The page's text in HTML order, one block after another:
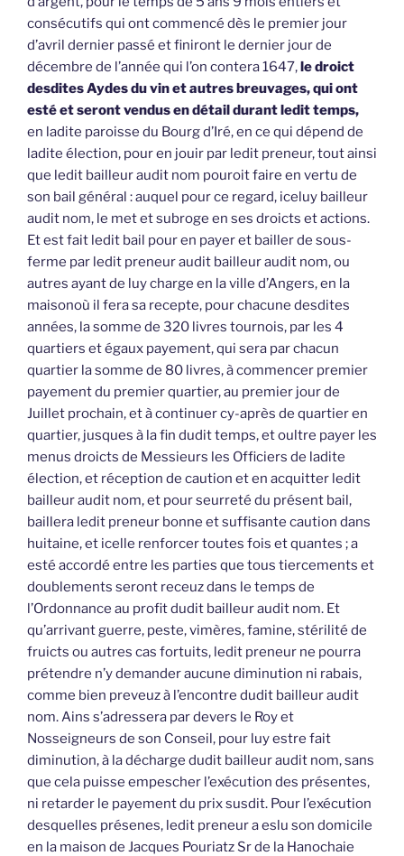
consécutifs qui ont commencé dès le premier jour
d’avril dernier passé et finiront le dernier jour de
décembre de l’année qui l’on contera 1647,le droict
desdites Aydes du vin et autres breuvages, qui ont
esté et seront vendus en détail durant ledit temps,
en ladite paroisse du Bourg d’Iré, en ce qui dépend de
ladite élection, pour en jouir par ledit preneur, tout ainsi
que ledit bailleur audit nom pouroit faire en vertu de
son bail général : auquel pour ce regard, iceluy bailleur
audit nom, le met et subroge en ses droicts et actions.
Et est fait ledit bail pour en payer et bailler de sous-
ferme par ledit preneur audit bailleur audit nom, ou
autres ayant de luy charge en la ville d’Angers, en la
maisonoù il fera sa recepte, pour chacune desdites
années, la somme de 320 livres tournois, par les 4
quartiers et égaux payement, qui sera par chacun
quartier la somme de 80 livres, à commencer premier
payement du premier quartier, au premier jour de
Juillet prochain, et à continuer cy-après de quartier en
quartier, jusques à la fin dudit temps, et oultre payer les
menus droicts de Messieurs les Officiers de ladite
élection, et réception de caution et en acquitter ledit
bailleur audit nom, et pour seurreté du présent bail,
baillera ledit preneur bonne et suffisante caution dans
huitaine, et icelle renforcer toutes fois et quantes ; a
esté accordé entre les parties que tous tiercements et
doublements seront receuz dans le temps de
l’Ordonnance au profit dudit bailleur audit nom. Et
qu’arrivant guerre, peste, vimères, famine, stérilité de
fruicts ou autres cas fortuits, ledit preneur ne pourra
prétendre n’y demander aucune diminution ni rabais,
comme bien preveuz à l’encontre dudit bailleur audit
nom. Ains s’adressera par devers le Roy et
Nosseigneurs de son Conseil, pour luy estre fait
diminution, à la décharge dudit bailleur audit nom, sans
que cela puisse empescher l’exécution des présentes,
ni retarder le payement du prix susdit. Pour l’exécution
desquelles présenes, ledit preneur a eslu son domicile
en la maison de Jacques Pouriatz Sr de la Hanochaie